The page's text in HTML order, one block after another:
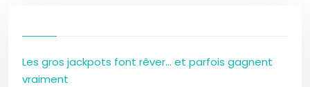
Les gros jackpots font rêver… et parfois gagnent
vraiment